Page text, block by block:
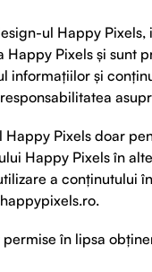
ul Happy
Happy Pixels și
informațiilor și
Pixels doar
Happy Pixels în
a conținutului
.
în lipsa